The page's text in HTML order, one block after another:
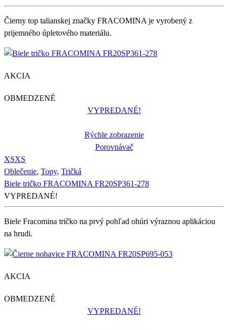
Čierny top talianskej značky FRACOMINA je vyrobený z
prijemného úpletového materiálu.
AKCIA
OBMEDZENÉ
VYPREDANÉ!
Rýchle zobrazenie
Porovnávač
XSXS
Oblečenie, Topy, Tričká
Biele tričko FRACOMINA FR20SP361-278
VYPREDANÉ!
Biele Fracomina tričko na prvý pohľad ohúri výraznou aplikáciou
na hrudi.
AKCIA
OBMEDZENÉ
VYPREDANÉ!